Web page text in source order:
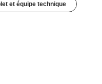
et équipe technique